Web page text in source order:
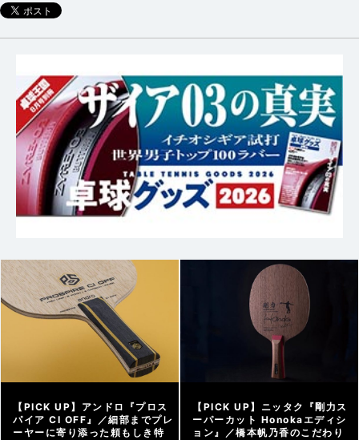
【PICK UP】アンドロ『プロス
パイア CI OFF』／細部までプレ
ーヤーに寄り添った頼もしき特
【PICK UP】ニッタク『剛力ス
ーパーカット Honokaエディシ
ョン』／橋本帆乃香のこだわり